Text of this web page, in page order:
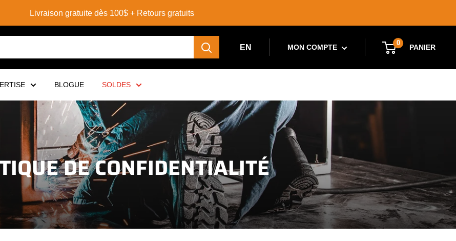
Livraison gratuite dès 100$ + Retours gratuits
EN MON COMPTE
0
PANIER
BLOGUE SOLDES
DE CONFIDENTIALITÉ